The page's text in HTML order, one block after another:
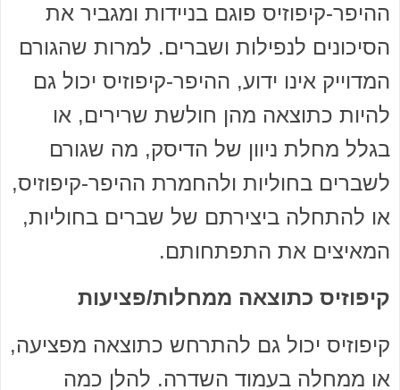
ההיפר-קיפוזיס פוגם בניידות ומגביר את
הסיכונים לנפילות ושברים. למרות שהגורם
המדוייק אינו ידוע, ההיפר-קיפוזיס יכול גם
להיות כתוצאה מהן חולשת שרירים, או
בגלל מחלת ניוון של הדיסק, מה שגורם
לשברים בחוליות ולהחמרת ההיפר-קיפוזיס,
או להתחלה ביצירתם של שברים בחוליות,
המאיצים את התפתחותם.
קיפוזיס כתוצאה ממחלות/פציעות
קיפוזיס יכול גם להתרחש כתוצאה מפציעה,
או ממחלה בעמוד השדרה. להלן כמה